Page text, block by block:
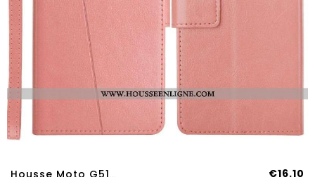
Housse Moto G51 5G Style Cuir Géo Y Design €16.10